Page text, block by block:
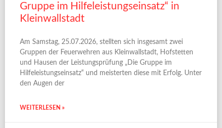
Gruppe im Hilfeleistungseinsatz“ in
Kleinwallstadt
Am Samstag, 25.07.2026, stellten sich insgesamt zwei
Gruppen der Feuerwehren aus Kleinwallstadt, Hofstetten
und Hausen der Leistungsprüfung „Die Gruppe im
Hilfeleistungseinsatz“ und meisterten diese mit Erfolg. Unter
den Augen der
WEITERLESEN »